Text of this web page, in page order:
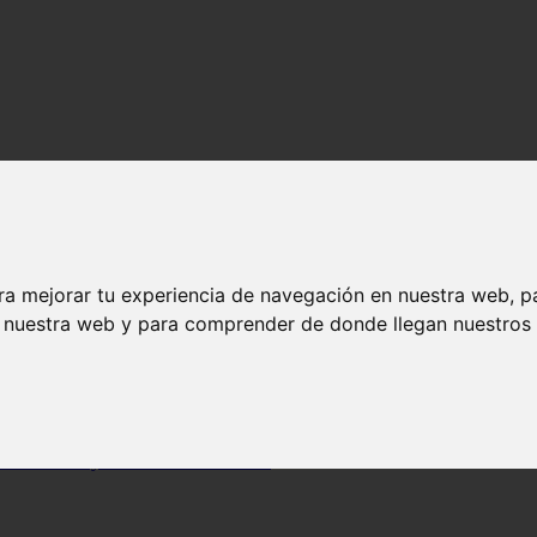
mejorar tu experiencia de navegación en nuestra web,
web y para comprender de donde llegan
boca sana